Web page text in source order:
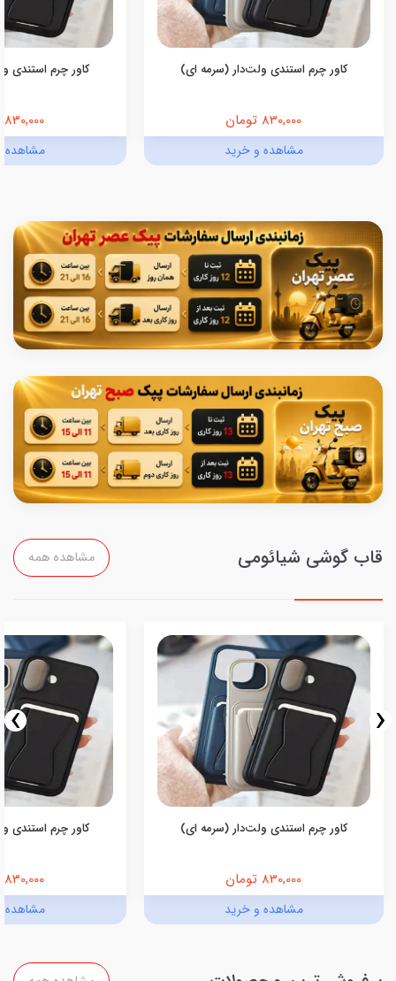
کاور چرم استندی ولت‌دار (سرمه ای)
830,000 تومان
مشاهده و خرید
کاور چرم استندی
830,000 تومان
مشاهده
قاب گوشی شیائومی مشاهده همه
کاور چرم استندی ولت‌دار (سرمه ای)
830,000 تومان
مشاهده و خرید
کاور چرم استندی
830,000 تومان
مشاهده
‹
›